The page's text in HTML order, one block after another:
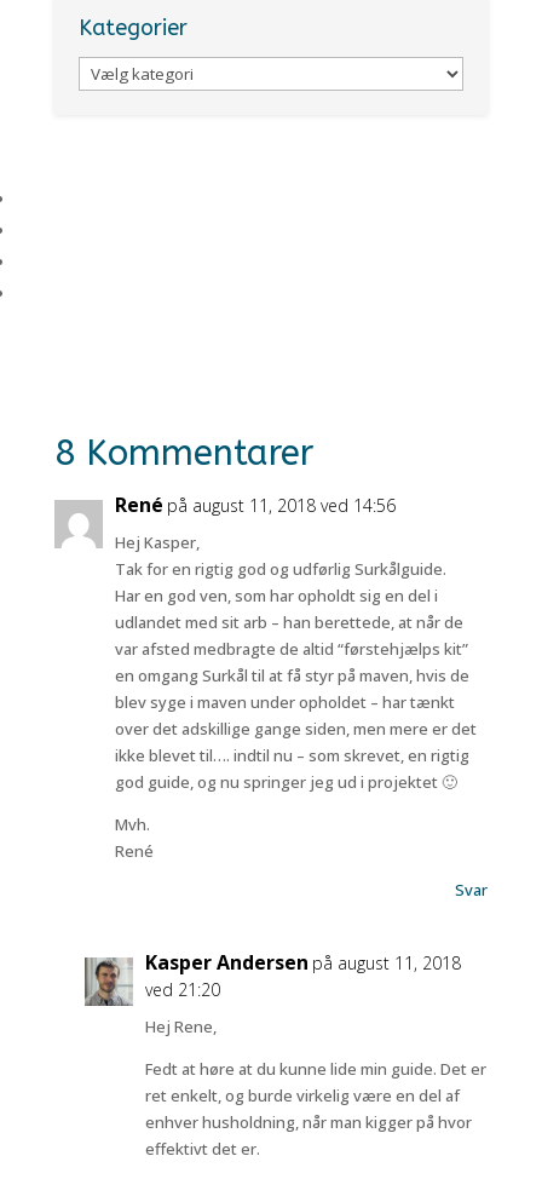
Kategorier
Kategorier
8 Kommentarer
René på august 11, 2018 ved 14:56
Hej Kasper,
Tak for en rigtig god og udførlig Surkålguide.
Har en god ven, som har opholdt sig en del i
udlandet med sit arb – han berettede, at når de
var afsted medbragte de altid “førstehjælps kit”
en omgang Surkål til at få styr på maven, hvis de
blev syge i maven under opholdet – har tænkt
over det adskillige gange siden, men mere er det
ikke blevet til…. indtil nu – som skrevet, en rigtig
god guide, og nu springer jeg ud i projektet 🙂
Mvh.
René
Svar
Kasper Andersen på august 11, 2018
ved 21:20
Hej Rene,
Fedt at høre at du kunne lide min guide. Det er
ret enkelt, og burde virkelig være en del af
enhver husholdning, når man kigger på hvor
effektivt det er.